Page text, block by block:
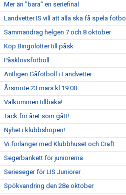
Mer än "bara" en seriefinal
Landvetter IS vill att alla ska få spela fotboll
Sammandrag helgen 7 och 8 oktober
Köp Bingolotter till påsk
Påsklovsfotboll
Äntligen Gåfotboll i Landvetter
Årsmöte 23 mars kl 19:00
Välkommen tillbaka!
Tack för året som gått!
Nyhet i klubbshopen!
Vi förlänger med Klubbhuset och Craft
Segerbankett för juniorerna
Serieseger för LIS Juniorer
Spökvandring den 28e oktober